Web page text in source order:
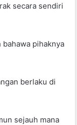
secara sendiri
pihaknya
berlaku di
sejauh mana